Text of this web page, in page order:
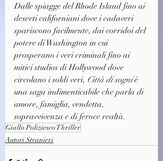
Dalle spiagge del Rhode Island fino ai
deserti californiani dove i cadaveri
spariscono facilmente, dai corridoi del
potere di Washington in cui
prosperano i veri criminali fino ai
mitici studios di Hollywood dove
circolano i soldi veri, Città di sogni è
una saga indimenticabile che parla di
amore, famiglia, vendetta,
sopravvivenza e di feroce realtà.
Giallo Poliziesco Thriller
Autori Stranieri